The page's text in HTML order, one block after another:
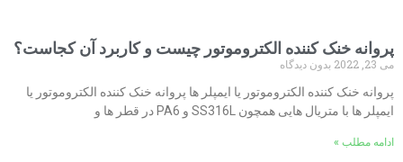
پروانه خنک کننده الکتروموتور چیست و کاربرد آن کجاست؟
می 23, 2022
بدون دیدگاه
پروانه خنک کننده الکتروموتور یا ایمپلر ها پروانه خنک کننده الکتروموتور یا
ایمپلر ها با متریال هایی همچون SS316L و PA6 در قطر ها و
ادامه مطلب »